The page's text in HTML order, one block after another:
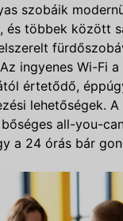
szobáik
és többek között
ingyenes Wi-Fi
értetődő,
lehetőségek. A
all-you-
a 24 órás bár